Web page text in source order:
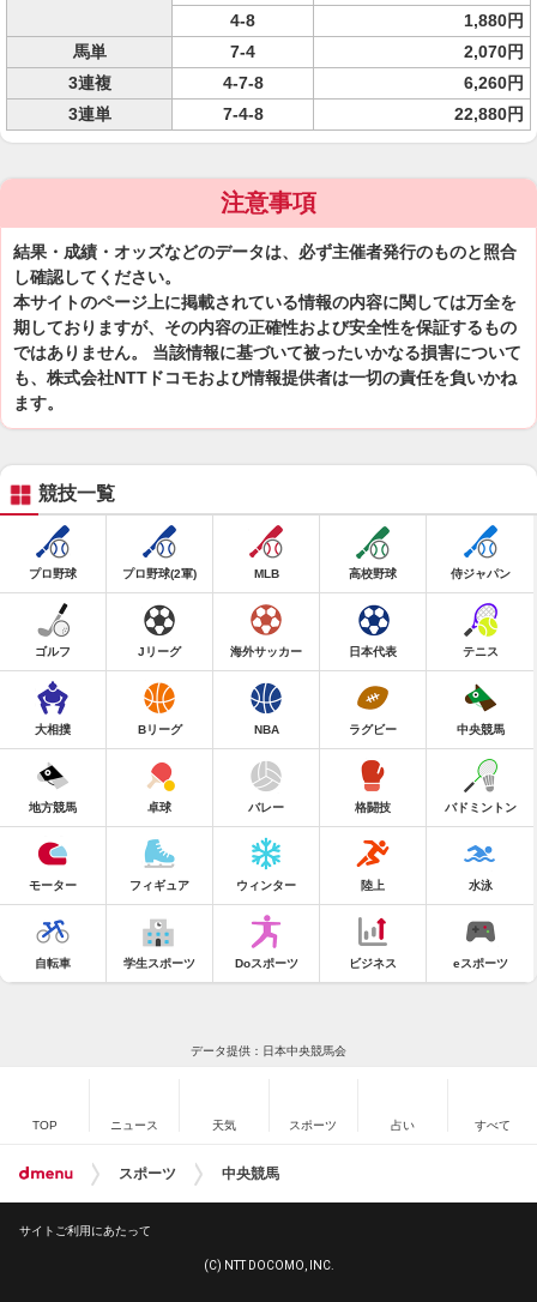
4-8
1,880円
馬単
7-4
2,070円
3連複
4-7-8
6,260円
3連単
7-4-8 22,880円
注意事項
結果・成績・オッズなどのデータは、必ず主催者発行のものと照合
し確認してください。
本サイトのページ上に掲載されている情報の内容に関しては万全を
期しておりますが、その内容の正確性および安全性を保証するもの
ではありません。 当該情報に基づいて被ったいかなる損害について
も、株式会社NTTドコモおよび情報提供者は一切の責任を負いかね
ます。
競技一覧
プロ野球 プロ野球(2軍) MLB 高校野球 侍ジャパン
ゴルフ Jリーグ 海外サッカー 日本代表 テニス
大相撲 Bリーグ NBA ラグビー 中央競馬
地方競馬 卓球 バレー 格闘技 バドミントン
モーター フィギュア ウィンター 陸上 水泳
自転車 学生スポーツ Doスポーツ ビジネス eスポーツ
データ提供：日本中央競馬会
TOP ニュース 天気 スポーツ 占い すべて
スポーツ 中央競馬
サイトご利用にあたって
(C) NTT DOCOMO, INC.